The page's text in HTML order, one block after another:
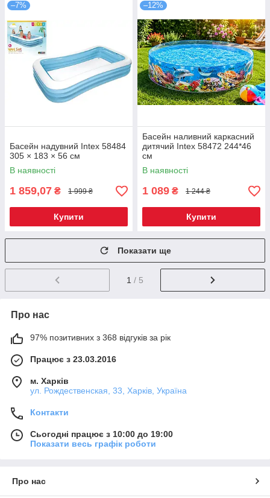
–7%
Басейн надувний Intex 58484
305 × 183 × 56 см
В наявності
1 859,07 ₴ 1 999 ₴
Купити
–12%
Басейн наливний каркасний
дитячий Intex 58472 244*46
см
В наявності
1 089 ₴ 1 244 ₴
Купити
Показати ще
1 / 5
Про нас
97% позитивних з 368 відгуків за рік
Працює з 23.03.2016
м. Харків
ул. Рождественская, 33, Харків, Україна
Контакти
Сьогодні працює з 10:00 до 19:00
Показати весь графік роботи
Про нас